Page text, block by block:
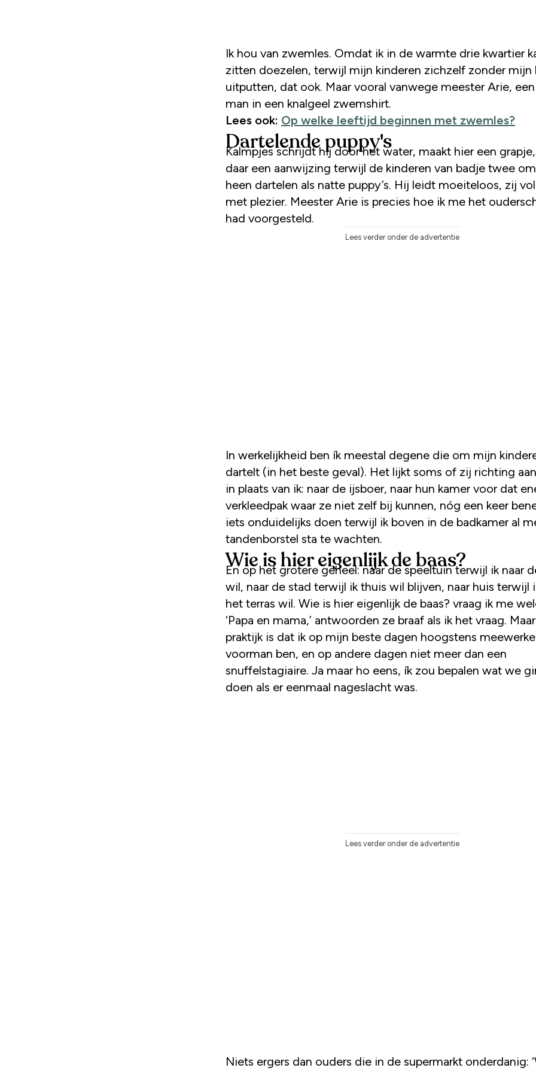
Ik hou van zwemles. Omdat ik in de warmte drie kwartier kan
zitten doezelen, terwijl mijn kinderen zichzelf zonder mijn
uitputten, dat ook. Maar vooral vanwege meester Arie,
man in een knalgeel zwemshirt.
Lees ook: Op welke leeftijd beginnen met zwemles?
Dartelende puppy's
Kalmpjes schrijdt hij door het water, maakt hier een
daar een aanwijzing terwijl de kinderen van badje twee
heen dartelen als natte puppy’s. Hij leidt moeiteloos, zij
met plezier. Meester Arie is precies hoe ik me het
had voorgesteld.
Lees verder onder de advertentie
In werkelijkheid ben ík meestal degene die om mijn
dartelt (in het beste geval). Het lijkt soms of zij richting
in plaats van ik: naar de ijsboer, naar hun kamer voor dat
verkleedpak waar ze niet zelf bij kunnen, nóg een keer
iets onduidelijks doen terwijl ik boven in de badkamer al
tandenborstel sta te wachten.
Wie is hier eigenlijk de baas?
En op het grotere geheel: naar de speeltuin terwijl ik naar
wil, naar de stad terwijl ik thuis wil blijven, naar huis terwijl
het terras wil. Wie is hier eigenlijk de baas? vraag ik me
‘Papa en mama,’ antwoorden ze braaf als ik het vraag.
praktijk is dat ik op mijn beste dagen hoogstens
voorman ben, en op andere dagen niet meer dan een
snuffelstagiaire. Ja maar ho eens, ík zou bepalen wat we
doen als er eenmaal nageslacht was.
Lees verder onder de advertentie
Niets ergers dan ouders die in de supermarkt onderdanig: